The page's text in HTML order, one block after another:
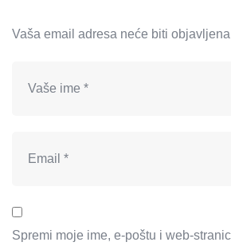
Vaša email adresa neće biti
Spremi moje ime, e-poštu i web-